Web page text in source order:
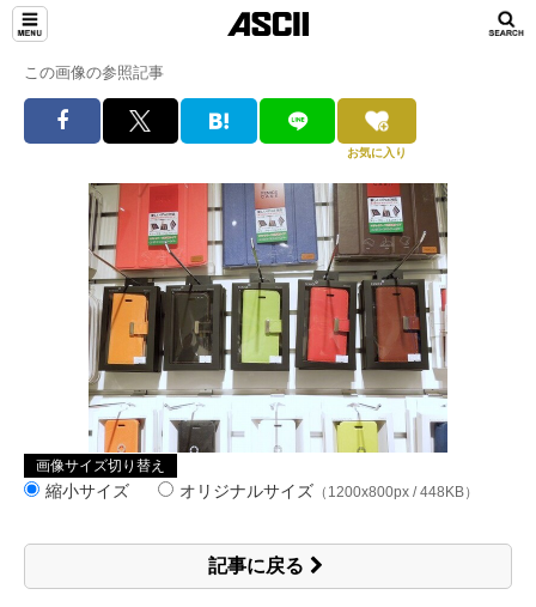
この画像の参照記事
お気に入り
画像サイズ切り替え
縮小サイズ オリジナルサイズ （1200x800px / 448KB）
記事に戻る